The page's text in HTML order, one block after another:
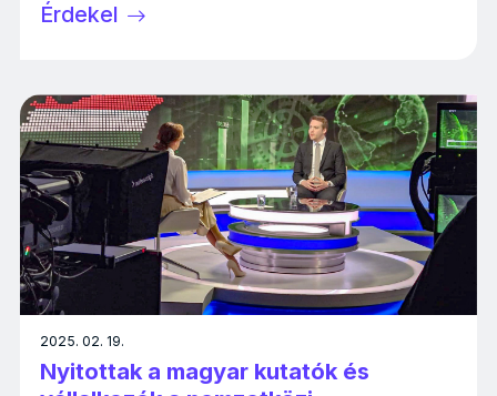
Érdekel
2025. 02. 19.
Nyitottak a magyar kutatók és